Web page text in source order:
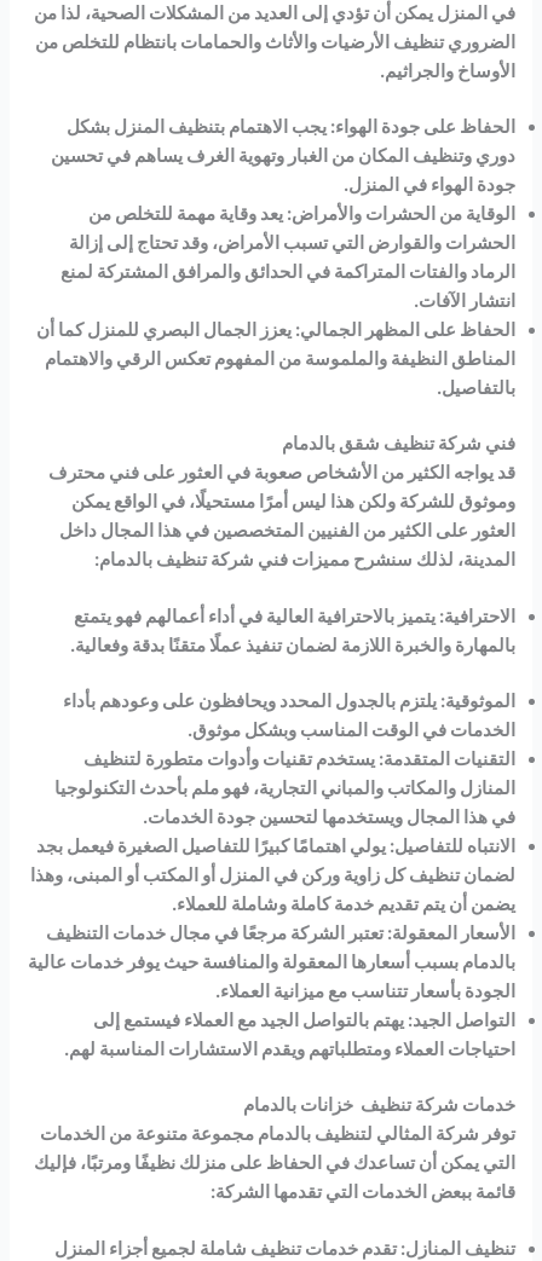
في المنزل يمكن أن تؤدي إلى العديد من المشكلات الصحية، لذا من
الضروري تنظيف الأرضيات والأثاث والحمامات بانتظام للتخلص من
الأوساخ والجراثيم.
الحفاظ على جودة الهواء: يجب الاهتمام بتنظيف المنزل بشكل
دوري وتنظيف المكان من الغبار وتهوية الغرف يساهم في تحسين
جودة الهواء في المنزل.
الوقاية من الحشرات والأمراض: يعد وقاية مهمة للتخلص من
الحشرات والقوارض التي تسبب الأمراض، وقد تحتاج إلى إزالة
الرماد والفتات المتراكمة في الحدائق والمرافق المشتركة لمنع
انتشار الآفات.
الحفاظ على المظهر الجمالي: يعزز الجمال البصري للمنزل كما أن
المناطق النظيفة والملموسة من المفهوم تعكس الرقي والاهتمام
بالتفاصيل.
فني شركة تنظيف شقق بالدمام
قد يواجه الكثير من الأشخاص صعوبة في العثور على فني محترف
وموثوق للشركة ولكن هذا ليس أمرًا مستحيلًا، في الواقع يمكن
العثور على الكثير من الفنيين المتخصصين في هذا المجال داخل
المدينة، لذلك سنشرح مميزات فني شركة تنظيف بالدمام:
الاحترافية: يتميز بالاحترافية العالية في أداء أعمالهم فهو يتمتع
بالمهارة والخبرة اللازمة لضمان تنفيذ عملًا متقنًا بدقة وفعالية.
الموثوقية: يلتزم بالجدول المحدد ويحافظون على وعودهم بأداء
الخدمات في الوقت المناسب وبشكل موثوق.
التقنيات المتقدمة: يستخدم تقنيات وأدوات متطورة لتنظيف
المنازل والمكاتب والمباني التجارية، فهو ملم بأحدث التكنولوجيا
في هذا المجال ويستخدمها لتحسين جودة الخدمات.
الانتباه للتفاصيل: يولي اهتمامًا كبيرًا للتفاصيل الصغيرة فيعمل بجد
لضمان تنظيف كل زاوية وركن في المنزل أو المكتب أو المبنى، وهذا
يضمن أن يتم تقديم خدمة كاملة وشاملة للعملاء.
الأسعار المعقولة: تعتبر الشركة مرجعًا في مجال خدمات التنظيف
بالدمام بسبب أسعارها المعقولة والمنافسة حيث يوفر خدمات عالية
الجودة بأسعار تتناسب مع ميزانية العملاء.
التواصل الجيد: يهتم بالتواصل الجيد مع العملاء فيستمع إلى
احتياجات العملاء ومتطلباتهم ويقدم الاستشارات المناسبة لهم.
خدمات شركة تنظيف خزانات بالدمام
توفر شركة المثالي لتنظيف بالدمام مجموعة متنوعة من الخدمات
التي يمكن أن تساعدك في الحفاظ على منزلك نظيفًا ومرتبًا، فإليك
قائمة ببعض الخدمات التي تقدمها الشركة:
تنظيف المنازل: تقدم خدمات تنظيف شاملة لجميع أجزاء المنزل